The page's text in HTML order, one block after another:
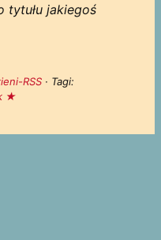
tytułu jakiegoś
RSS· Tagi:
★